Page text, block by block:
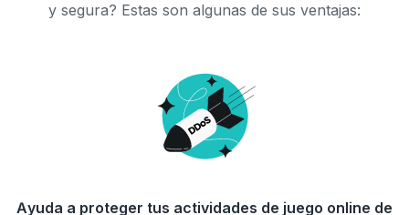
y segura? Estas son algunas de sus ventajas:
Ayuda a proteger tus actividades de juego online de